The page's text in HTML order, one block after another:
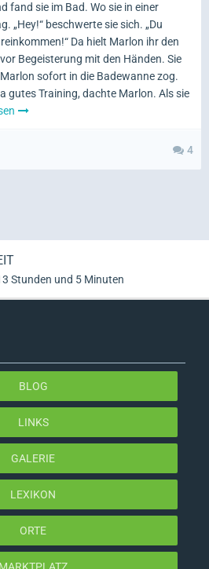
fand sie im Bad. Wo sie in einer
„Hey!“ beschwerte sie sich. „Du
Da hielt Marlon ihr den
Begeisterung mit den Händen. Sie
sofort in die Badewanne zog.
gutes Training, dachte Marlon. Als sie
4
Stunden und 5 Minuten
BLOG
LINKS
GALERIE
LEXIKON
ORTE